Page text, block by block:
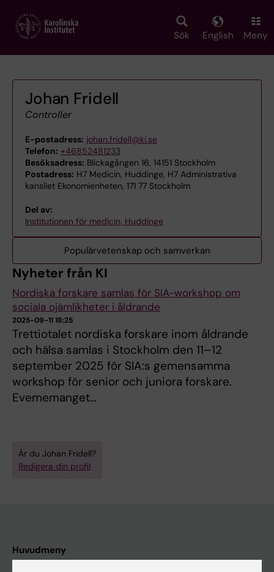
main
Sök English Meny
Johan Fridell
Controller
E-postadress: johan.fridell@ki.se
Telefon: +46852481233
Besöksadress: Blickagången 16, 14151 Stockholm
Postadress: H7 Medicin, Huddinge, H7 Administrativa
kansliet Ekonomienheten, 171 77 Stockholm
Del av:
Institutionen för medicin, Huddinge
Populärvetenskap och samverkan
Nyheter från KI
Nordiska forskare samlas för SIA-workshop om
sociala ojämlikheter i åldrande
2025-09-11 18:25
Trettiotalet nordiska forskare inom åldrande
och hälsa samlas i Stockholm den 11–12
september 2025 för SIA:s gemensamma
workshop för senior och juniora forskare.
Evememanget…
Är du Johan Fridell?
Redigera din profil
Huvudmeny